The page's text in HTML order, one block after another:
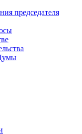
председателя